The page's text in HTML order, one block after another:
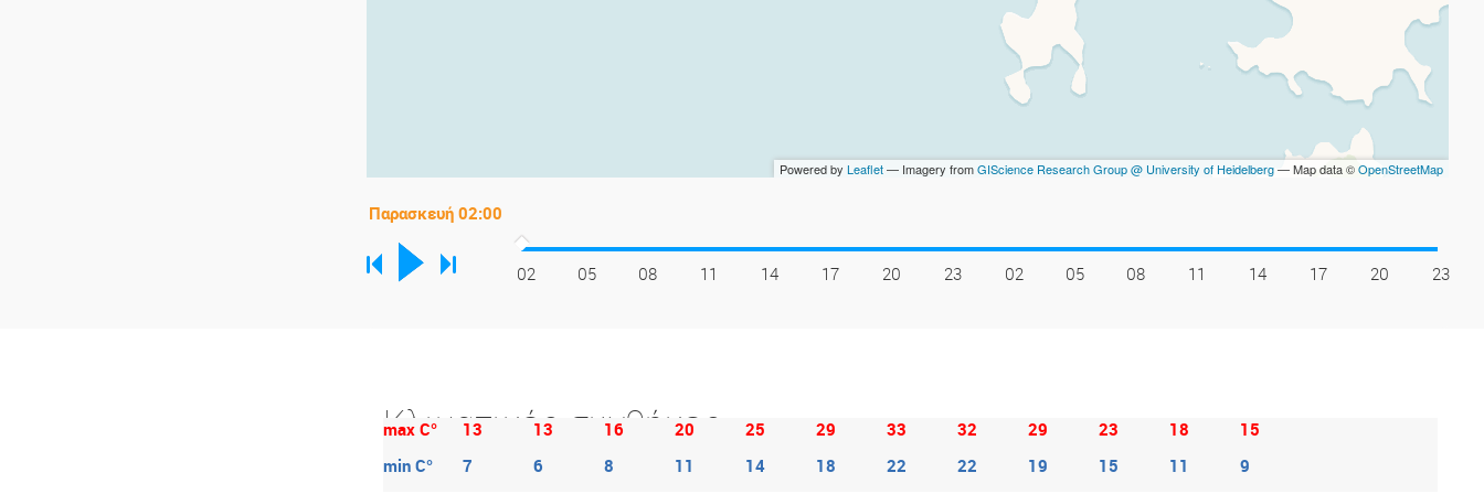
Powered by Leaflet— Imagery fromGIScience Research Group @ University of Heidelberg— Map data ©OpenStreetMap
02 05 08 11 14 17 20 23 02 05 08 11 14 17 20 23
Κλιματικές συνθήκες
max C° 13 13 16 20 25 29 33 32 29 23 18
15
min C°
7 6 8 11 14 18 22 22 19 15 11 9